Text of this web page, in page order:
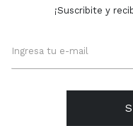
¡Suscribite y